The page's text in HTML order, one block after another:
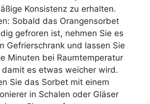
Konsistenz zu erhalten.
Sobald das Orangensorbet
gefroren ist, nehmen Sie es
Gefrierschrank und lassen Sie
Minuten bei Raumtemperatur
damit es etwas weicher wird.
Sie das Sorbet mit einem
in Schalen oder Gläser